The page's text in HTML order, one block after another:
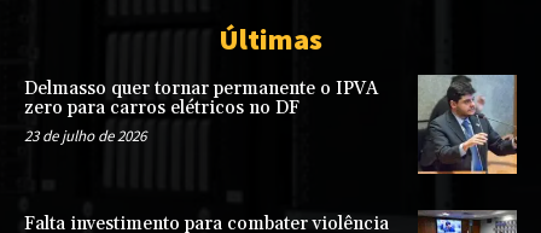
Últimas
Delmasso quer tornar permanente o IPVA
zero para carros elétricos no DF
23 de julho de 2026
Falta investimento para combater violência